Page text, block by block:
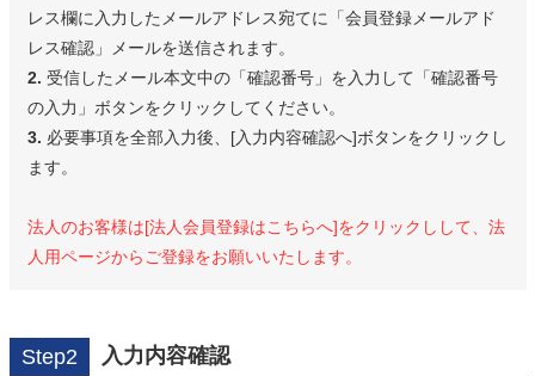
レス欄に入力したメールアドレス宛てに「会員登録メールアド
レス確認」メールを送信されます。
2. 受信したメール本文中の「確認番号」を入力して「確認番号
の入力」ボタンをクリックしてください。
3. 必要事項を全部入力後、[入力内容確認へ]ボタンをクリックし
ます。
法人のお客様は[法人会員登録はこちらへ]をクリックしして、法
人用ページからご登録をお願いいたします。
Step2 入力内容確認